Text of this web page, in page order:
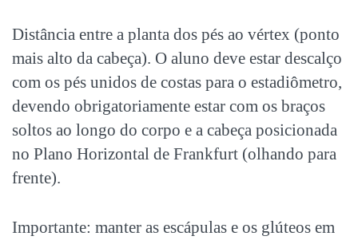
Distância entre a planta dos pés ao vértex (ponto
mais alto da cabeça). O aluno deve estar descalço
com os pés unidos de costas para o estadiômetro,
devendo obrigatoriamente estar com os braços
soltos ao longo do corpo e a cabeça posicionada
no Plano Horizontal de Frankfurt (olhando para
frente).
Importante: manter as escápulas e os glúteos em